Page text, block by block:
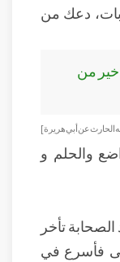
دعك من
خير من
الحارث عن أبي هريرة ]
والحلم و
تأخر
فأسرع في